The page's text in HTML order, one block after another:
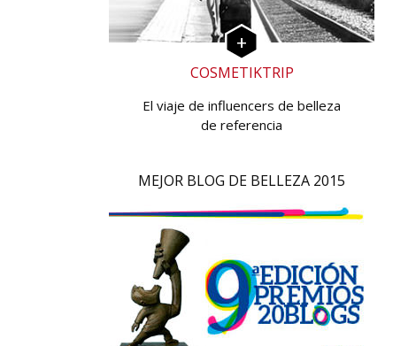
COSMETIKTRIP
El viaje de influencers de belleza
de referencia
MEJOR BLOG DE BELLEZA 2015